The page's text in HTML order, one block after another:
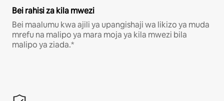
Bei rahisi za kila mwezi
Bei maalumu kwa ajili ya upangishaji wa likizo ya muda
mrefu na malipo ya mara moja ya kila mwezi bila
malipo ya ziada.*